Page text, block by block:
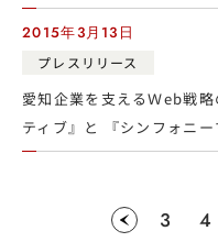
2015年3月13日
プレスリリース
愛知企業を支えるＷeb戦
ティブ』と 『シンフォニ
3 4